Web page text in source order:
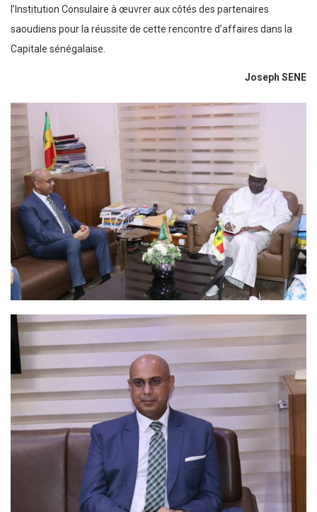
l’Institution Consulaire à œuvrer aux côtés des partenaires
saoudiens pour la réussite de cette rencontre d’affaires dans la
Capitale sénégalaise.
Joseph SENE